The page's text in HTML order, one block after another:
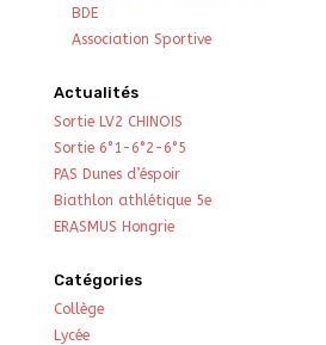
BDE
Association Sportive
Actualités
Sortie LV2 CHINOIS
Sortie 6°1-6°2-6°5
PAS Dunes d’éspoir
Biathlon athlétique 5e
ERASMUS Hongrie
Catégories
Collège
Lycée